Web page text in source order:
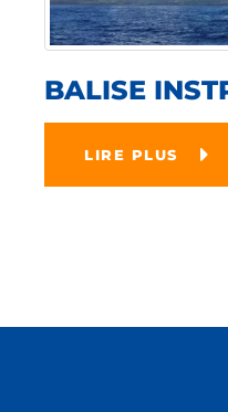
BALISE
LIRE PLUS